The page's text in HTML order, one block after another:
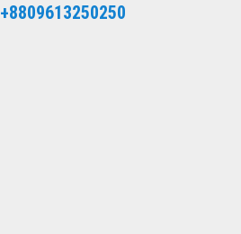
+8809613250250